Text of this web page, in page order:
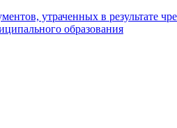
утраченных в результате
образования